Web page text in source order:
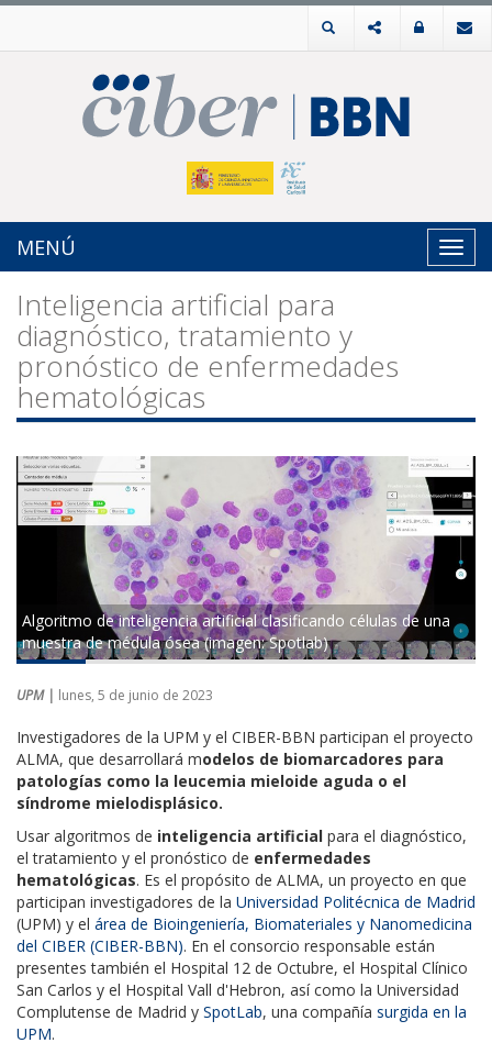
MENÚ
Inteligencia artificial para
diagnóstico, tratamiento y
pronóstico de enfermedades
hematológicas
Algoritmo de inteligencia artificial clasificando células de una
muestra de médula ósea (imagen: Spotlab)
UPM | lunes, 5 de junio de 2023
Investigadores de la UPM y el CIBER-BBN participan el proyecto
ALMA, que desarrollará modelos de biomarcadores para
patologías como la leucemia mieloide aguda o el
síndrome mielodisplásico.
Usar algoritmos de inteligencia artificial para el diagnóstico,
el tratamiento y el pronóstico de enfermedades
hematológicas. Es el propósito de ALMA, un proyecto en que
participan investigadores de la Universidad Politécnica de Madrid
(UPM) y el área de Bioingeniería, Biomateriales y Nanomedicina
del CIBER (CIBER-BBN). En el consorcio responsable están
presentes también el Hospital 12 de Octubre, el Hospital Clínico
San Carlos y el Hospital Vall d'Hebron, así como la Universidad
Complutense de Madrid y SpotLab, una compañía surgida en la
UPM.